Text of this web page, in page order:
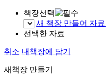
책장선택
새 책장 만들어 자료
선택한 자료
취소 내책장에 담기
새책장 만들기